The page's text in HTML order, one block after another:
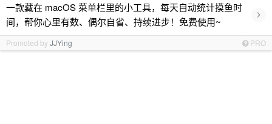
一款藏在 macOS 菜单栏里的小工具，每天自动统计摸鱼时
间，帮你心里有数、偶尔自省、持续进步！免费使用~
›
Promoted byJJYing PRO